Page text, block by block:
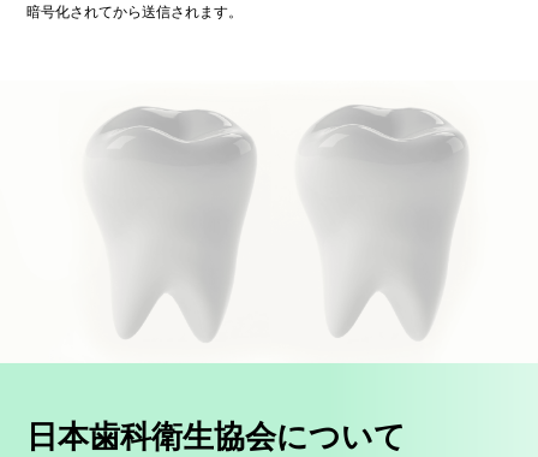
暗号化されてから送信されます。
日本歯科衛生協会について